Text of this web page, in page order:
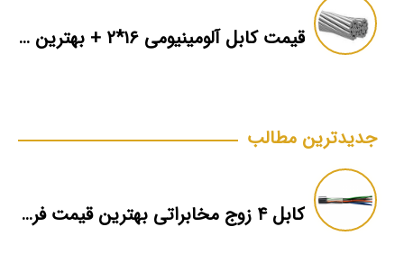
قیمت کابل آلومینیومی ۱۶*۲ + بهترین برند بازار + اطلاعات فنی
جدیدترین مطالب
کابل ۴ زوج مخابراتی بهترین قیمت فروش